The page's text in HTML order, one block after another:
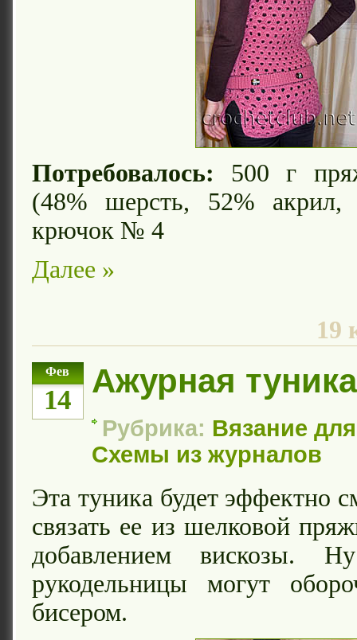
Потребовалось: 500 г
(48% шерсть, 52%
крючок № 4
Далее »
19
Фев
14
Ажурная туника
Рубрика: Вязание
Схемы из журналов
Эта туника будет эффектно
связать ее из шелковой
добавлением вискозы.
рукодельницы могут
бисером.